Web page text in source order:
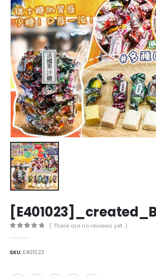
( There are no reviews yet. )
SKU: E401023